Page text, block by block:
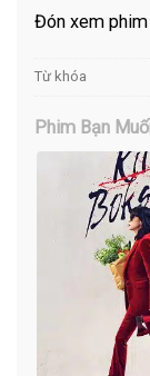
Đón xem
Từ khóa
Phim Bạn